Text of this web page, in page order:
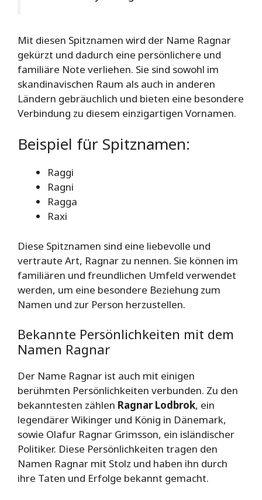
Mit diesen Spitznamen wird der Name Ragnar
gekürzt und dadurch eine persönlichere und
familiäre Note verliehen. Sie sind sowohl im
skandinavischen Raum als auch in anderen
Ländern gebräuchlich und bieten eine besondere
Verbindung zu diesem einzigartigen Vornamen.
Beispiel für Spitznamen:
Raggi
Ragni
Ragga
Raxi
Diese Spitznamen sind eine liebevolle und
vertraute Art, Ragnar zu nennen. Sie können im
familiären und freundlichen Umfeld verwendet
werden, um eine besondere Beziehung zum
Namen und zur Person herzustellen.
Bekannte Persönlichkeiten mit dem
Namen Ragnar
Der Name Ragnar ist auch mit einigen
berühmten Persönlichkeiten verbunden. Zu den
bekanntesten zählen Ragnar Lodbrok, ein
legendärer Wikinger und König in Dänemark,
sowie Olafur Ragnar Grimsson, ein isländischer
Politiker. Diese Persönlichkeiten tragen den
Namen Ragnar mit Stolz und haben ihn durch
ihre Taten und Erfolge bekannt gemacht.